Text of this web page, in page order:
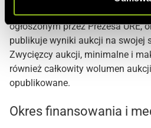
Po zakończeniu aukcji, to
ogłoszonym przez Prezesa URE,
publikuje wyniki aukcji na swojej
Zwycięzcy aukcji, minimalne i
również całkowity wolumen
opublikowane.
Okres finansowania i